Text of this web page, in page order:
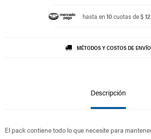
hasta en 10cuotas de$
MÉTODOS Y COSTOS DE ENVÍO
Descripción
El pack contiene todo lo que necesite para